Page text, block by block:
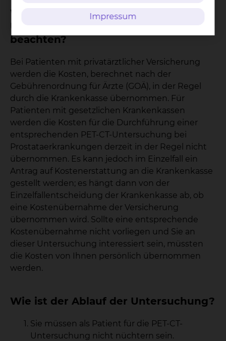
Was ist bei der
beachten?
Bei Patienten mit privatärztlicher Versicherung
werden die Kosten, berechnet nach der
Gebührenordnung für Ärzte (GOÄ), in der Regel
durch die Krankenkasse übernommen. Für
Patienten mit gesetzlichen Krankenkassen
werden die Kosten für die Durchführung einer
entsprechenden PET-CT-Untersuchung bei
Prostataerkrankungen derzeit in der Regel nicht
übernommen. Es kann jedoch im Einzelfall ein
Antrag auf Kostenerstattung an die Krankenkasse
gestellt werden; es hängt dann von der
Einzelfallentscheidung der Krankenkasse ab, ob
eine Kostenübernahme der Versicherung
übernommen wird. Sollte eine entsprechende
Kostenübernahme nicht vorliegen und Sie an
dieser Untersuchung interessiert sein, müssten
die Kosten von Ihnen persönlich übernommen
werden.
Wie ist der Ablauf der Untersuchung?
Sie müssen als Patient für die PET-CT-
Untersuchung nicht nüchtern sein.
Impressum